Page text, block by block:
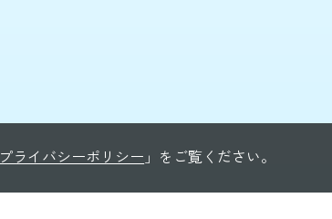
プライバシーポリシー 」をご覧ください。